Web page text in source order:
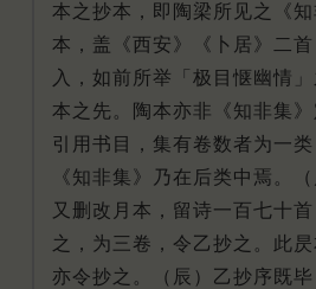
本之抄本，即陶梁所见之《
本，盖《西安》《卜居》二
入，如前所举「极目惬幽情
本之先。陶本亦非《知非集
引用书目，集有卷数者为一
《知非集》乃在后类中焉。
又删改月本，留诗一百七十
之，为三卷，令乙抄之。此
亦令抄之。（辰）乙抄序既